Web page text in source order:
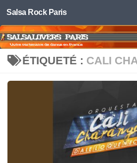
Skip to content
Salsa Rock Paris
ÉTIQUETÉ : CALI